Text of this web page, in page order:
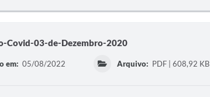
Covid-03-de-Dezembro-2020
em: 05/08/2022 Arquivo: PDF | 608,92 KB